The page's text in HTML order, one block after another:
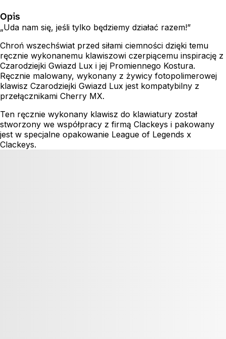
Opis
„Uda nam się, jeśli tylko będziemy działać razem!”
Chroń wszechświat przed siłami ciemności dzięki temu
ręcznie wykonanemu klawiszowi czerpiącemu inspirację z
Czarodziejki Gwiazd Lux i jej Promiennego Kostura.
Ręcznie malowany, wykonany z żywicy fotopolimerowej
klawisz Czarodziejki Gwiazd Lux jest kompatybilny z
przełącznikami Cherry MX.
Ten ręcznie wykonany klawisz do klawiatury został
stworzony we współpracy z firmą Clackeys i pakowany
jest w specjalne opakowanie League of Legends x
Clackeys.